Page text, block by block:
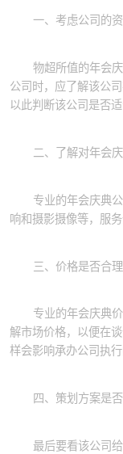
一、考虑公司的
物超所值的年会
公司时，应了解该公
以此判断该公司是否
二、了解对年会
专业的年会庆典
响和摄影摄像等，服
三、价格是否合理
专业的年会庆典
解市场价格，以便在
样会影响承办公司执行
四、策划方案是
最后要看该公司